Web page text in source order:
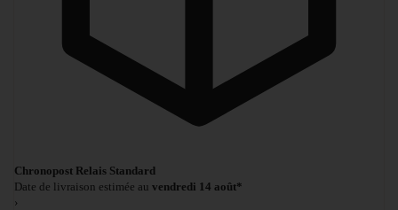
Chronopost Relais Standard
Date de livraison estimée au vendredi 14 août*
›